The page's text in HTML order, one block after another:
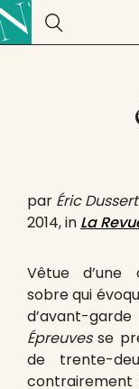
par Éric Dussert
2014, in La
Vêtue d’une
sobre qui
d’avant-
Épreuvesse
de trente-
contrairement